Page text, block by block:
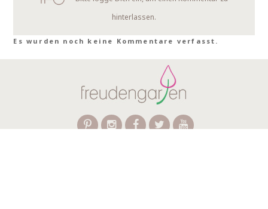
hinterlassen.
Es wurden noch keine Kommentare verfasst.